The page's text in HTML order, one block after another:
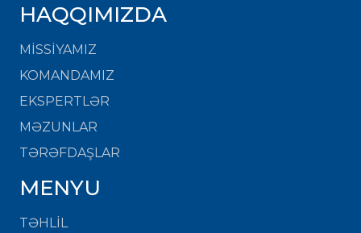
HAQQIMIZDA
MISSIYAMIZ
KOMANDAMIZ
EKSPERTLƏR
MƏZUNLAR
TƏRƏFDAŞLAR
MENYU
TƏHLİL